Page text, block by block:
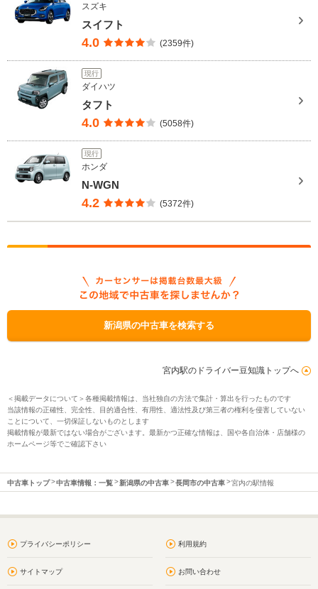
スズキ
スイフト
4.0 (2359件)
現行
ダイハツ
タフト
4.0 (5058件)
現行
ホンダ
N-WGN
4.2 (5372件)
新潟県の中古車を検索する
宮内駅のドライバー豆知識トップへ
＜掲載データについて＞各種掲載情報は、当社独自の方法で集計・算出を行ったものです
当該情報の正確性、完全性、目的適合性、有用性、適法性及び第三者の権利を侵害していない
ことについて、一切保証しないものとします
掲載情報が最新ではない場合がございます。最新かつ正確な情報は、国や各自治体・店舗様の
ホームページ等でご確認下さい
中古車トップ 中古車情報：一覧 新潟県の中古車 長岡市の中古車 宮内の駅情報
プライバシーポリシー 利用規約
サイトマップ お問い合わせ